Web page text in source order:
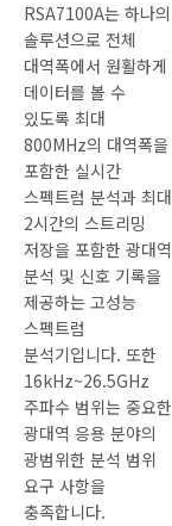
RSA7100A는 하나의
솔루션으로 전체
대역폭에서 원활하게
데이터를 볼 수
있도록 최대
800MHz의 대역폭을
포함한 실시간
스펙트럼 분석과 최대
2시간의 스트리밍
저장을 포함한 광대역
분석 및 신호 기록을
제공하는 고성능
스펙트럼
분석기입니다. 또한
16kHz~26.5GHz
주파수 범위는 중요한
광대역 응용 분야의
광범위한 분석 범위
요구 사항을
충족합니다.